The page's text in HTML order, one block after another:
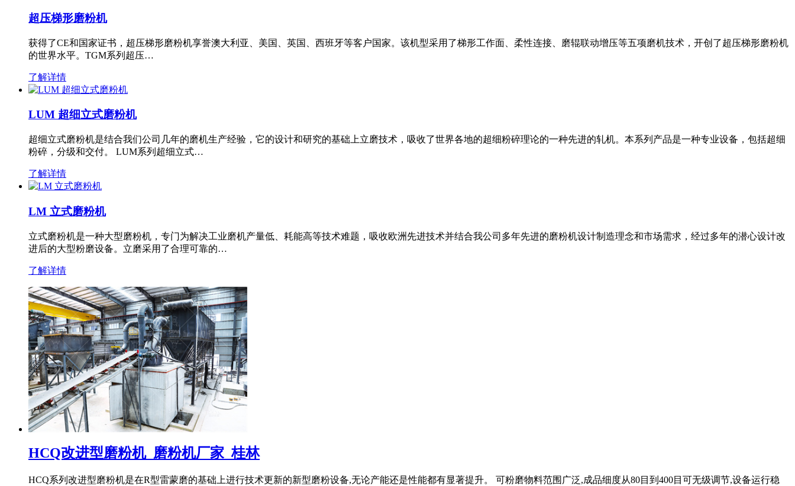
超压梯形磨粉机
获得了CE和国家证书，超压梯形磨粉机享誉澳大利亚、美国、英国、西班牙等客户国家。该机型采用了梯形工作面、柔性连接、磨辊联动增压等五项磨机技术，开创了超压梯形磨粉机
的世界水平。TGM系列超压…
了解详情
LUM 超细立式磨粉机
超细立式磨粉机是结合我们公司几年的磨机生产经验，它的设计和研究的基础上立磨技术，吸收了世界各地的超细粉碎理论的一种先进的轧机。本系列产品是一种专业设备，包括超细
粉碎，分级和交付。 LUM系列超细立式…
了解详情
LM 立式磨粉机
立式磨粉机是一种大型磨粉机，专门为解决工业磨机产量低、耗能高等技术难题，吸收欧洲先进技术并结合我公司多年先进的磨粉机设计制造理念和市场需求，经过多年的潜心设计改
进后的大型粉磨设备。立磨采用了合理可靠的…
了解详情
HCQ改进型磨粉机_磨粉机厂家_桂林
HCQ系列改进型磨粉机是在R型雷蒙磨的基础上进行技术更新的新型磨粉设备,无论产能还是性能都有显著提升。 可粉磨物料范围广泛,成品细度从80目到400目可无级调节,设备运行稳